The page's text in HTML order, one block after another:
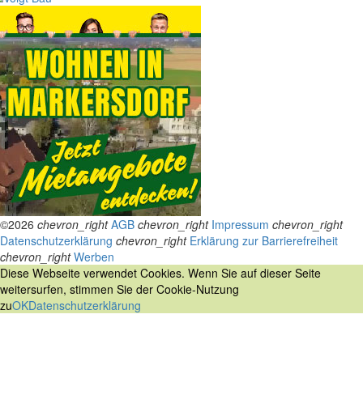
©2026 chevron_right AGB chevron_right Impressum chevron_right
Datenschutzerklärung chevron_right Erklärung zur Barrierefreiheit
chevron_right Werben
Diese Webseite verwendet Cookies. Wenn Sie auf dieser Seite
weitersurfen, stimmen Sie der Cookie-Nutzung
zuOKDatenschutzerklärung